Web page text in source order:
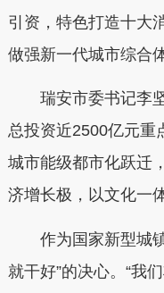
引资，特色打造十大
做强新一代城市综合
瑞安市委书记李
总投资近2500亿元重
城市能级都市化跃迁
济增长极，以文化一
作为国家新型城
就干好”的决心。“我